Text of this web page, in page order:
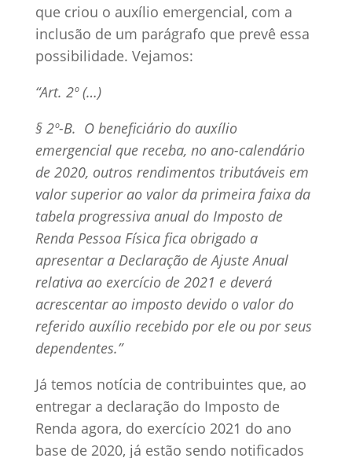
que criou o auxílio emergencial, com a
inclusão de um parágrafo que prevê essa
possibilidade. Vejamos:
“Art. 2º (…)
§ 2º-B. O beneficiário do auxílio
emergencial que receba, no ano-calendário
de 2020, outros rendimentos tributáveis em
valor superior ao valor da primeira faixa da
tabela progressiva anual do Imposto de
Renda Pessoa Física fica obrigado a
apresentar a Declaração de Ajuste Anual
relativa ao exercício de 2021 e deverá
acrescentar ao imposto devido o valor do
referido auxílio recebido por ele ou por seus
dependentes.”
Já temos notícia de contribuintes que, ao
entregar a declaração do Imposto de
Renda agora, do exercício 2021 do ano
base de 2020, já estão sendo notificados